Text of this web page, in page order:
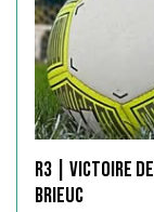
R3 | victoire de
BRIEUC